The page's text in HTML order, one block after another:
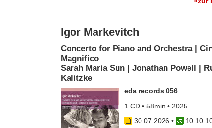
Igor Markevitch
Concerto for Piano and Orchestra |
Magnifico
Sarah Maria Sun | Jonathan Powell |
Kalitzke
eda records 056
1 CD • 58min • 2025
30.07.2026 •
10 10